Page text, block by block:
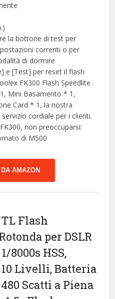
la bottone di test per
correnti o per
di dormire
e [Test] per reset il flash
FK300 Flash Speedlite
Mini Basamento * 1,
Card * 1, la nostra
cordiale per i clienti.
non preoccuparsi:
di M500
AMAZON
Flash
per DSLR
8000s HSS,
10 Livelli, Batteria
Scatti a Piena